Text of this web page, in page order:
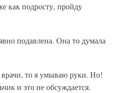
как подросту, пройду
подавлена. Она то думала
то я умываю руки. Но!
и это не обсуждается.